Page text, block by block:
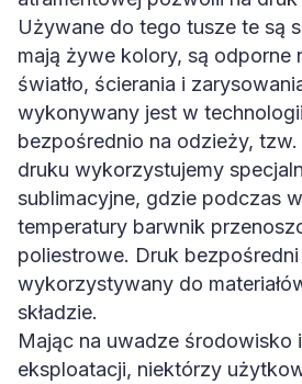
Używane do tego tusze te są
mają żywe kolory, są odporne
światło, ścierania i
wykonywany jest w
bezpośrednio na odzieży, tzw.
druku wykorzystujemy
sublimacyjne, gdzie podczas
temperatury barwnik
poliestrowe. Druk
wykorzystywany do
składzie.
Mając na uwadze środowisko
eksploatacji, niektórzy